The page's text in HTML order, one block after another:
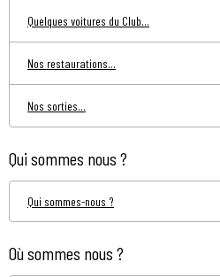
Quelques voitures du Club...
Nos restaurations...
Nos sorties...
Qui sommes nous ?
Qui sommes-nous ?
Où sommes nous ?